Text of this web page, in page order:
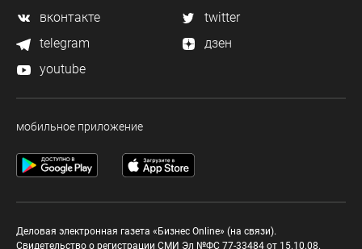
вконтакте
twitter
telegram
дзен
youtube
мобильное приложение
Деловая электронная газета «Бизнес Online» (на связи).
Свидетельство о регистрации СМИ Эл №ФС 77-33484 от 15.10.08.